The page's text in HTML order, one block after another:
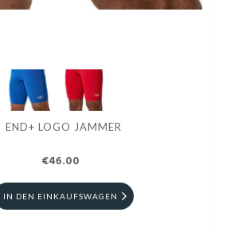
END+ LOGO JAMMER
€46.00
IN DEN EINKAUFSWAGEN